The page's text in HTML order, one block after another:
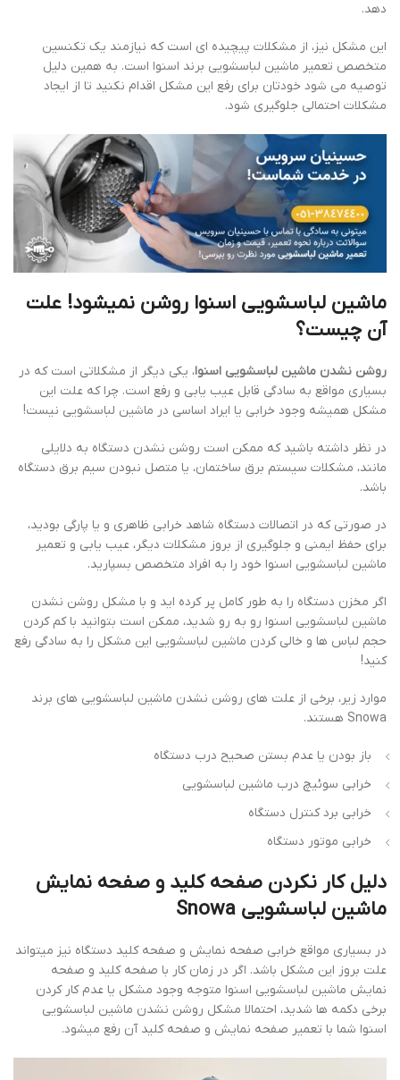
دهد.
این مشکل نیز، از مشکلات پیچیده ای است که نیازمند یک تکنسین
متخصص تعمیر ماشین لباسشویی برند اسنوا است. به همین دلیل
توصیه می شود خودتان برای رفع این مشکل اقدام نکنید تا از ایجاد
مشکلات احتمالی جلوگیری شود.
ماشین لباسشویی اسنوا روشن نمیشود! علت
آن چیست؟
روشن نشدن ماشین لباسشویی اسنوا، یکی دیگر از مشکلاتی است که در
بسیاری مواقع به سادگی قابل عیب یابی و رفع است. چرا که علت این
مشکل همیشه وجود خرابی یا ایراد اساسی در ماشین لباسشویی نیست!
در نظر داشته باشید که ممکن است روشن نشدن دستگاه به دلایلی
مانند، مشکلات سیستم برق ساختمان، یا متصل نبودن سیم برق دستگاه
باشد.
در صورتی که در اتصالات دستگاه شاهد خرابی ظاهری و یا پارگی بودید،
برای حفظ ایمنی و جلوگیری از بروز مشکلات دیگر، عیب یابی و تعمیر
ماشین لباسشویی اسنوا خود را به افراد متخصص بسپارید.
اگر مخزن دستگاه را به طور کامل پر کرده اید و با مشکل روشن نشدن
ماشین لباسشویی اسنوا رو به رو شدید، ممکن است بتوانید با کم کردن
حجم لباس ها و خالی کردن ماشین لباسشویی این مشکل را به سادگی رفع
کنید!
موارد زیر، برخی از علت های روشن نشدن ماشین لباسشویی های برند
Snowa هستند.
باز بودن یا عدم بستن صحیح درب دستگاه
خرابی سوئیچ درب ماشین لباسشویی
خرابی برد کنترل دستگاه
خرابی موتور دستگاه
دلیل کار نکردن صفحه کلید و صفحه نمایش
ماشین لباسشویی Snowa
در بسیاری مواقع خرابی صفحه نمایش و صفحه کلید دستگاه نیز میتواند
علت بروز این مشکل باشد. اگر در زمان کار با صفحه کلید و صفحه
نمایش ماشین لباسشویی اسنوا متوجه وجود مشکل یا عدم کار کردن
برخی دکمه ها شدید، احتمالا مشکل روشن نشدن ماشین لباسشویی
اسنوا شما با تعمیر صفحه نمایش و صفحه کلید آن رفع میشود.